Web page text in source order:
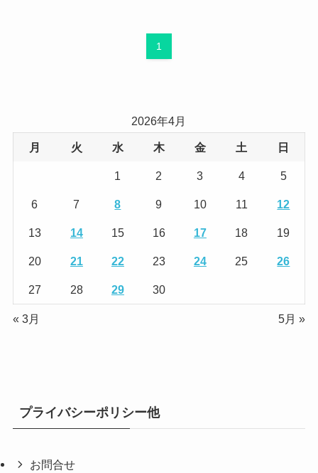
1
2026年4月
月 火 水 木 金 土 日
1 2 3 4 5
6 7 8 9 10 11 12
13 14 15 16 17 18 19
20 21 22 23 24 25 26
27 28 29 30
« 3月 5月 »
プライバシーポリシー他
お問合せ